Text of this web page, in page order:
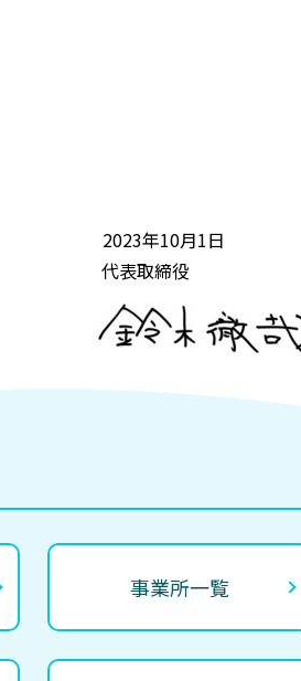
2023年10月1日
代表取締役
事業所一覧